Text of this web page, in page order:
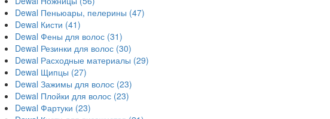
Dewal Пеньюары, пелерины (47)
Dewal Кисти (41)
Dewal Фены для волос (31)
Dewal Резинки для волос (30)
Dewal Расходные материалы (29)
Dewal Щипцы (27)
Dewal Зажимы для волос (23)
Dewal Плойки для волос (23)
Dewal Фартуки (23)